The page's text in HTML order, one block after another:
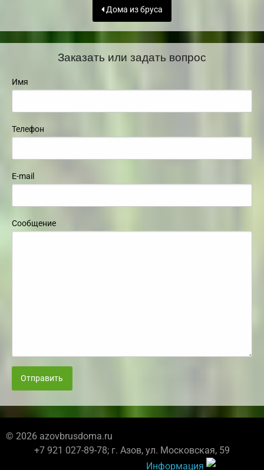
Дома из бруса
Заказать или задать вопрос
Имя
Телефон
E-mail
Сообщение
Отправить
© 2026 azovbrusdoma.ru
+7 921 027-89-78; г. Азов, ул. Московская, 59
Информация